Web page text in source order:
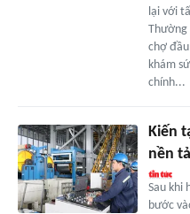
lại với
Thường
chợ
khám
chính...
Kiến
nền
Sau khi
bước